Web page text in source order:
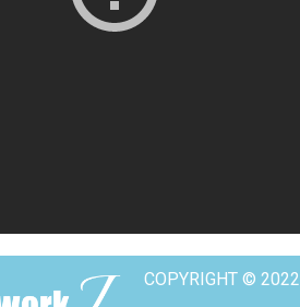
COPYRIGHT © 2022